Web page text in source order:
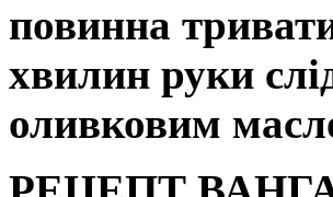
повинна
хвилин руки
оливковим